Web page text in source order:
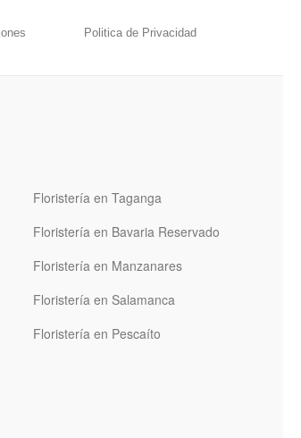
Politica de Privacidad
Floristería en Taganga
Floristería en Bavaria Reservado
Floristería en Manzanares
Floristería en Salamanca
Floristería en Pescaíto